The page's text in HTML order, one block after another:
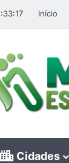
Início
Cidades